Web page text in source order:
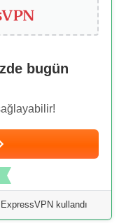
bugün
kullandı